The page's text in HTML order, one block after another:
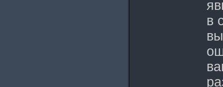
в